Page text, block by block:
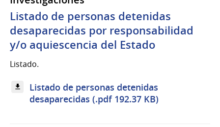
Listado de personas detenidas
desaparecidas por responsabilidad
y/o aquiescencia del Estado
Listado.
Listado de personas detenidas
desaparecidas (.pdf 192.37 KB)